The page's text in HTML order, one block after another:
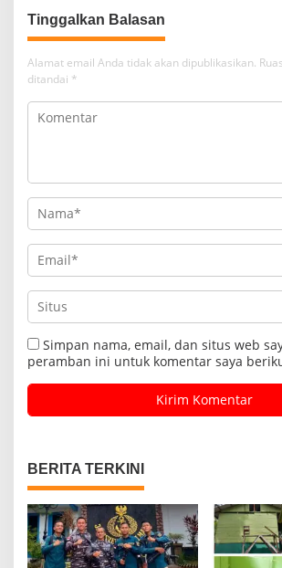
Tinggalkan Balasan
Alamat email Anda tidak akan dipublikasikan.
ditandai *
Simpan nama, email, dan situs web
peramban ini untuk komentar saya
BERITA TERKINI